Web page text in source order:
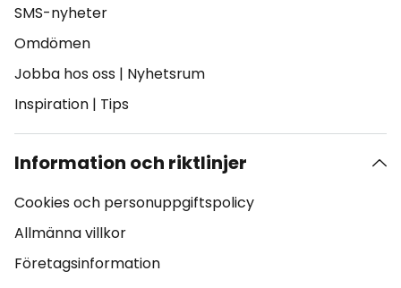
SMS-nyheter
Omdömen
Jobba hos oss | Nyhetsrum
Inspiration | Tips
Information och riktlinjer
Cookies och personuppgiftspolicy
Allmänna villkor
Företagsinformation